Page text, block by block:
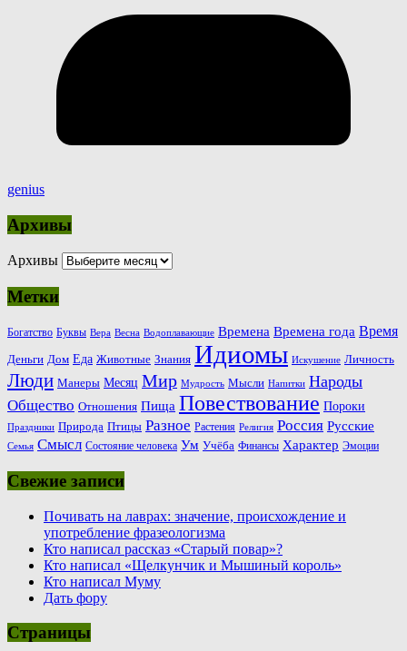
genius
Архивы
Архивы
Метки
Богатство Буквы Вера Весна Водоплавающие Времена Времена года Время
Деньги Дом Еда Животные Знания Идиомы Искушение Личность
Люди Манеры Месяц Мир Мудрость Мысли Напитки Народы
Общество Отношения Пища Повествование Пороки
Праздники Природа Птицы Разное Растения Религия Россия Русские
Семья Смысл Состояние человека Ум Учёба Финансы Характер Эмоции
Свежие записи
Почивать на лаврах: значение, происхождение и
употребление фразеологизма
Кто написал рассказ «Старый повар»?
Кто написал «Щелкунчик и Мышиный король»
Кто написал Муму
Дать фору
Страницы